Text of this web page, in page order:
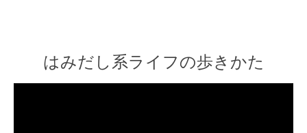
はみだし系ライフの歩きかた